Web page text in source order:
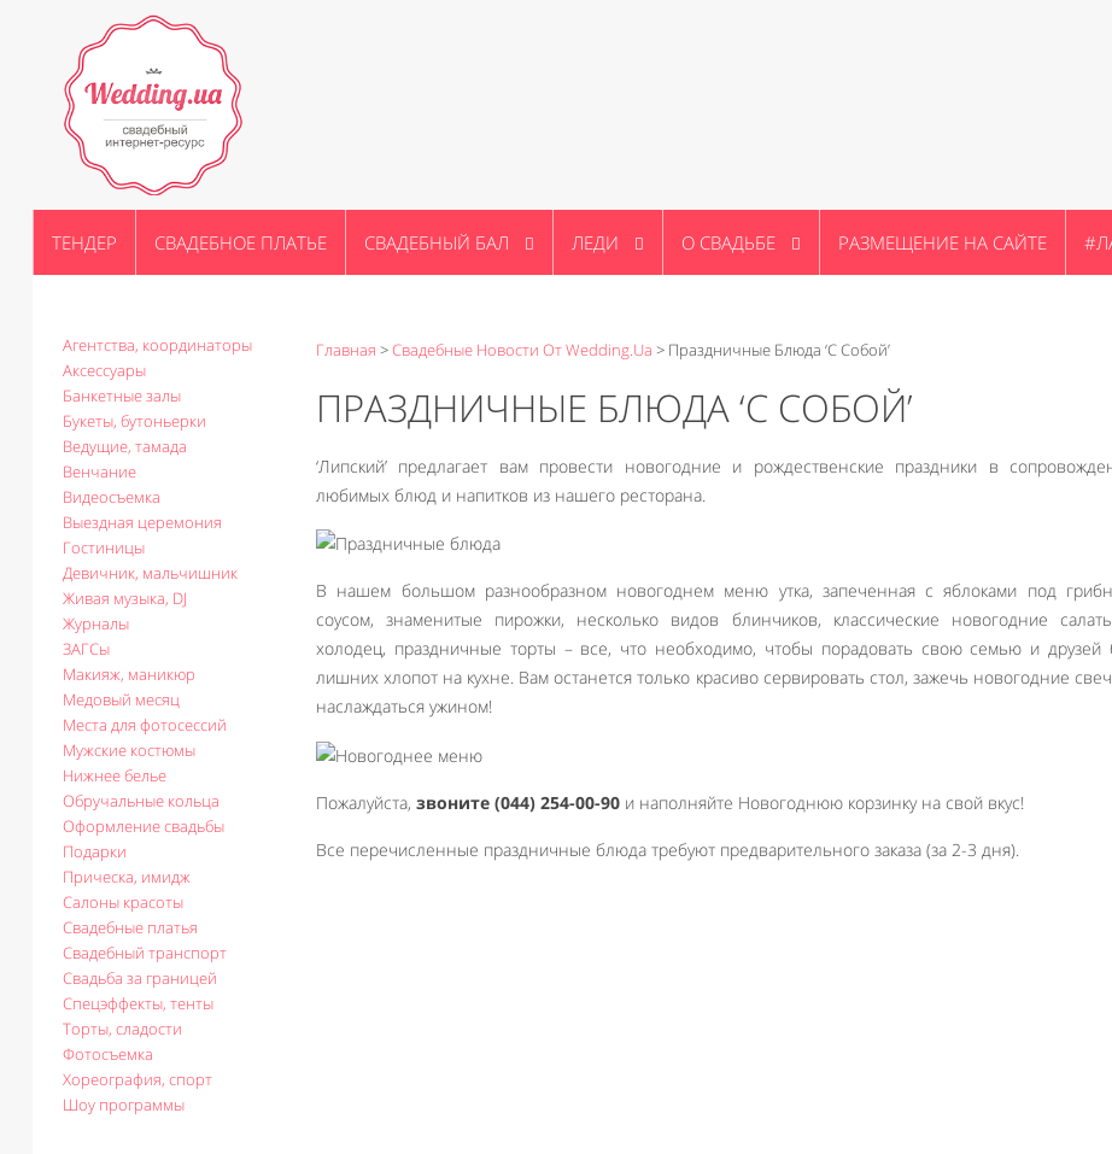
ТЕНДЕР СВАДЕБНОЕ ПЛАТЬЕ СВАДЕБНЫЙ БАЛ ЛЕДИ О СВАДЬБЕ РАЗМЕЩЕНИЕ НА САЙТЕ
Агентства, координаторы
Аксессуары
Банкетные залы
Букеты, бутоньерки
Ведущие, тамада
Венчание
Видеосъемка
Выездная церемония
Гостиницы
Девичник, мальчишник
Живая музыка, DJ
Журналы
ЗАГСы
Макияж, маникюр
Медовый месяц
Места для фотосессий
Мужские костюмы
Нижнее белье
Обручальные кольца
Оформление свадьбы
Подарки
Прическа, имидж
Салоны красоты
Свадебные платья
Свадебный транспорт
Свадьба за границей
Спецэффекты, тенты
Торты, сладости
Фотосъемка
Хореография, спорт
Шоу программы
Главная >Свадебные Новости От Wedding.ua > Праздничные Блюда ‘с Собой’
ПРАЗДНИЧНЫЕ БЛЮДА ‘С СОБОЙ’
‘Липский’ предлагает вам провести новогодние и рождественские праздники в
любимых блюд и напитков из нашего ресторана.
В нашем большом разнообразном новогоднем меню утка, запеченная с яблоками под
соусом, знаменитые пирожки, несколько видов блинчиков, классические новогодние
холодец, праздничные торты – все, что необходимо, чтобы порадовать свою семью и друзей
лишних хлопот на кухне. Вам останется только красиво сервировать стол, зажечь новогодние
наслаждаться ужином!
Пожалуйста, звоните (044) 254-00-90 и наполняйте Новогоднюю корзинку на свой вкус!
Все перечисленные праздничные блюда требуют предварительного заказа (за 2-3 дня).